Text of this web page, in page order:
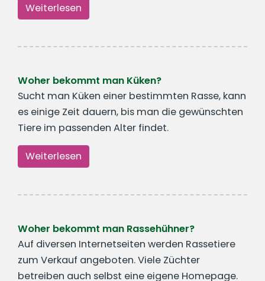
Weiterlesen
Woher bekommt man Küken?
Sucht man Küken einer bestimmten Rasse, kann
es einige Zeit dauern, bis man die gewünschten
Tiere im passenden Alter findet.
Weiterlesen
Woher bekommt man Rassehühner?
Auf diversen Internetseiten werden Rassetiere
zum Verkauf angeboten. Viele Züchter
betreiben auch selbst eine eigene Homepage.